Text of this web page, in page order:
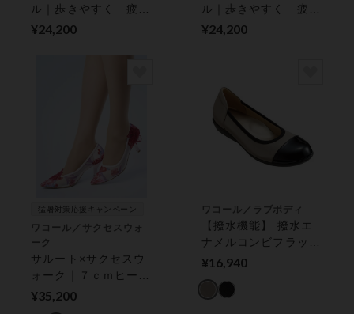
ル｜歩きやすく 疲れ
にくい｜ パンプス
¥24,200
ル｜歩きやすく 疲れ
にくい｜ パンプス
¥24,200
猛暑対策応援キャンペーン
ワコール／サクセスウォ
ーク
サルート×サクセスウ
ォーク｜７ｃｍヒール
｜ パンプス
¥35,200
ワコール／ラブボディ
【撥水機能】 撥水エ
ナメルコンビフラット
シューズ４Ｅ
¥16,940